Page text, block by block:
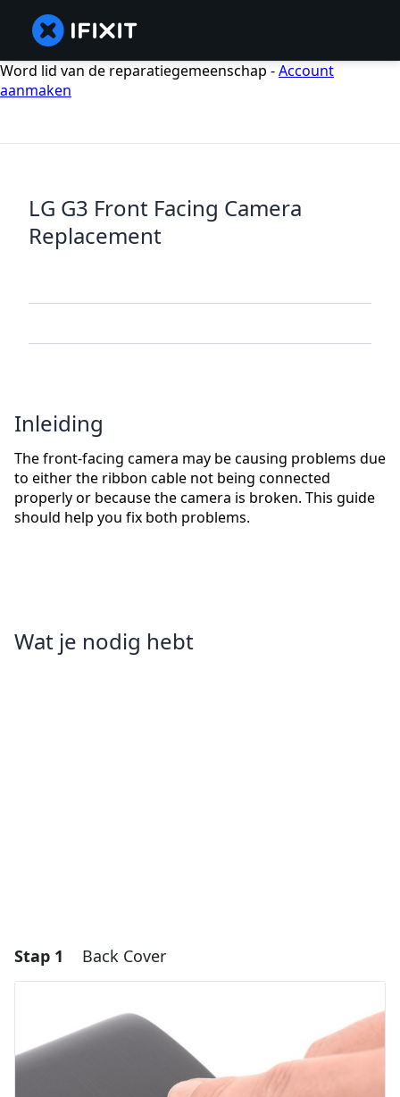
Word lid van de reparatiegemeenschap -Account
aanmaken
LG G3 Front Facing Camera
Replacement
Inleiding
The front-facing camera may be causing problems due
to either the ribbon cable not being connected
properly or because the camera is broken. This guide
should help you fix both problems.
Wat je nodig hebt
Stap 1 Back Cover